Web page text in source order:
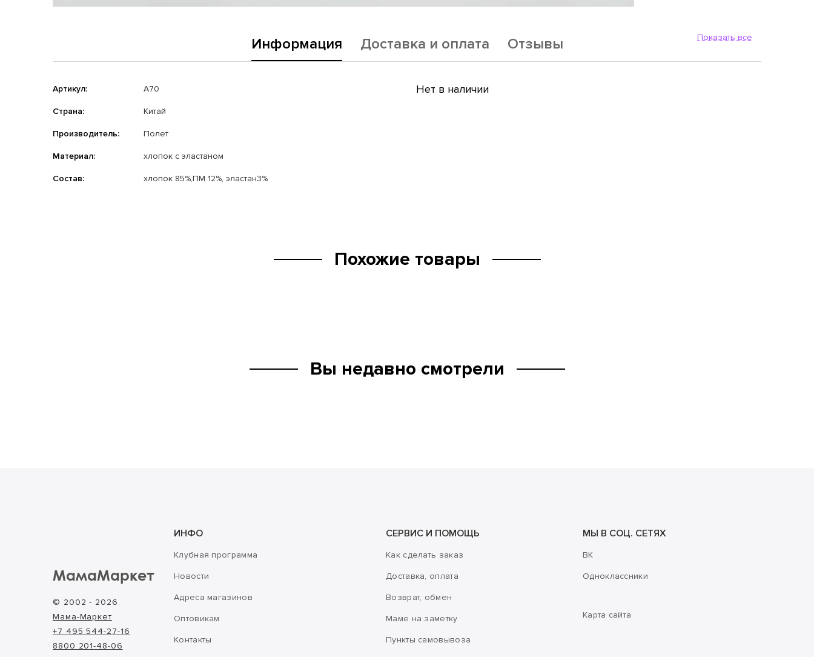
Показать все
Информация Доставка и оплата Отзывы
Артикул: A70
Страна: Китай
Производитель: Полет
Материал: хлопок с эластаном
Состав: хлопок 85%,ПМ 12%, эластан3%
Нет в наличии
Похожие товары
Вы недавно смотрели
МамаМаркет
© 2002 - 2026
Мама-Маркет
+7 495 544-27-16
8800 201-48-06
ИНФО
Клубная программа
Новости
Адреса магазинов
Оптовикам
Контакты
СЕРВИС И ПОМОЩЬ
Как сделать заказ
Доставка, оплата
Возврат, обмен
Маме на заметку
Пункты самовывоза
МЫ В СОЦ. СЕТЯХ
ВК
Одноклассники
Карта сайта